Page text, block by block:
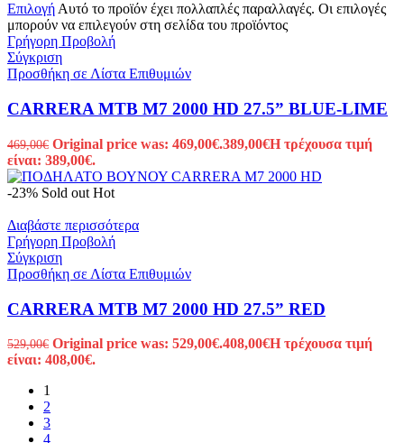
Επιλογή Αυτό το προϊόν έχει πολλαπλές παραλλαγές. Οι επιλογές
μπορούν να επιλεγούν στη σελίδα του προϊόντος
Γρήγορη Προβολή
Σύγκριση
Προσθήκη σε Λίστα Επιθυμιών
CARRERA MTB M7 2000 HD 27.5” BLUE-LIME
469,00€ Original price was: 469,00€.389,00€Η τρέχουσα τιμή
είναι: 389,00€.
-23% Sold out Hot
Διαβάστε περισσότερα
Γρήγορη Προβολή
Σύγκριση
Προσθήκη σε Λίστα Επιθυμιών
CARRERA MTB M7 2000 HD 27.5” RED
529,00€ Original price was: 529,00€.408,00€Η τρέχουσα τιμή
είναι: 408,00€.
1
2
3
4